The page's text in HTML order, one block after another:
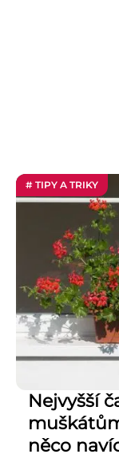
# TIPY A TRIKY
Nejvyšší
něco